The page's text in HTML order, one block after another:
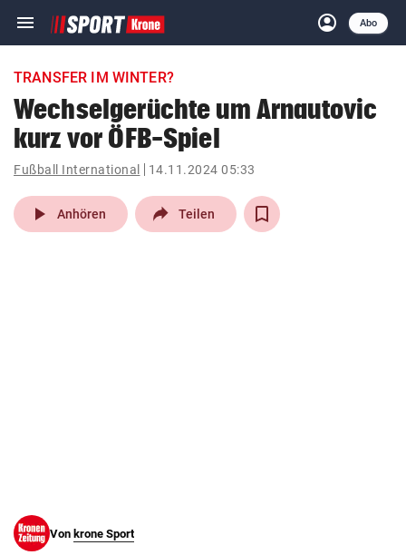
menu Navigation
ein-/ausklappen
account_circle
Anmelden
Abo
close Schließen
account_circle Anmelden
pin_drop
Wien arrow_right
TRANSFER IM WINTER?
Wechselgerüchte um Arnautovic
kurz vor ÖFB-Spiel
Fußball International 14.11.2024 05:33
play_arrow Anhören Teilen
Von krone Sport